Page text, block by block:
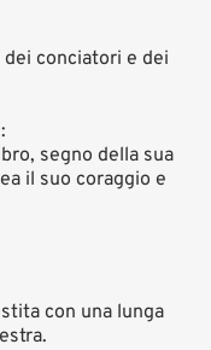
conciatori e dei
segno della sua
il suo coraggio e
con una lunga